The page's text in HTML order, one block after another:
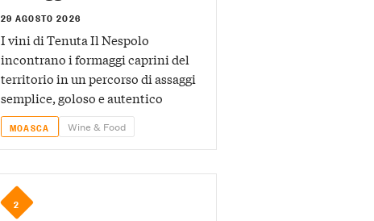
29 AGOSTO 2026
I vini di Tenuta Il Nespolo
incontrano i formaggi caprini del
territorio in un percorso di assaggi
semplice, goloso e autentico
MOASCA Wine & Food
2